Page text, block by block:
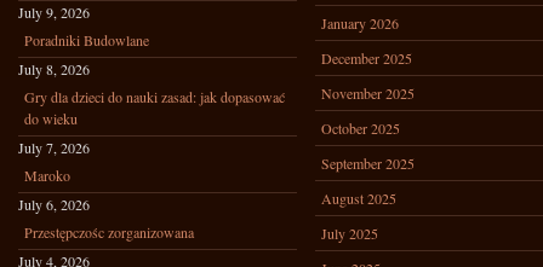
July 9, 2026
Poradniki Budowlane
July 8, 2026
Gry dla dzieci do nauki zasad: jak dopasować
do wieku
July 7, 2026
Maroko
July 6, 2026
Przestępczośc zorganizowana
July 4, 2026
January 2026
December 2025
November 2025
October 2025
September 2025
August 2025
July 2025